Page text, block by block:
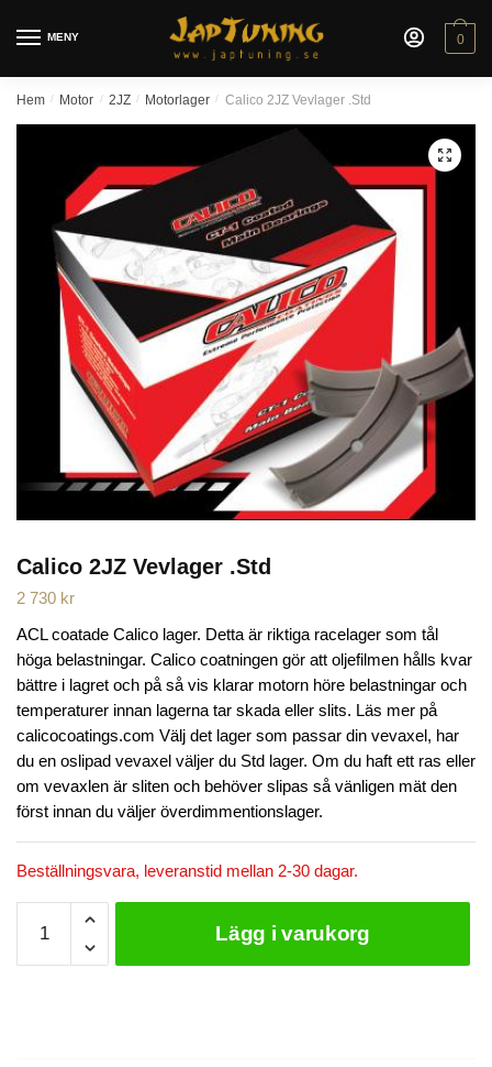
MENY 0
Hem / Motor / 2JZ / Motorlager / Calico 2JZ Vevlager .Std
🔍
Calico 2JZ Vevlager .Std
2 730 kr
ACL coatade Calico lager. Detta är riktiga racelager som tål
höga belastningar. Calico coatningen gör att oljefilmen hålls kvar
bättre i lagret och på så vis klarar motorn höre belastningar och
temperaturer innan lagerna tar skada eller slits. Läs mer på
calicocoatings.com Välj det lager som passar din vevaxel, har
du en oslipad vevaxel väljer du Std lager. Om du haft ett ras eller
om vevaxlen är sliten och behöver slipas så vänligen mät den
först innan du väljer överdimmentionslager.
Beställningsvara, leveranstid mellan 2-30 dagar.
2JZ
Vevlager
Lägg i varukorg